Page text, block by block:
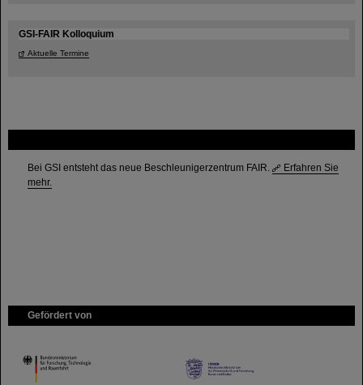
Bei GSI entsteht das neue Beschleunigerzentrum FAIR.
Erfahren Sie
mehr.
Gefördert von
HMWK
GSI-FAIR Kolloquium
Aktuelle Termine